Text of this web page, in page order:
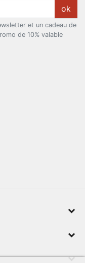
ok
et un cadeau de
de 10% valable